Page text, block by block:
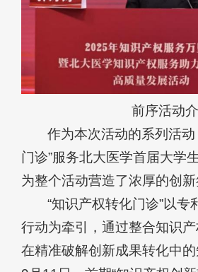
前序活动
作为本次活动的系列活
门诊”服务北大医学首届大学
为整个活动营造了浓厚的创新
“知识产权转化门诊”以专
行动为牵引，通过整合知识
在精准破解创新成果转化中的